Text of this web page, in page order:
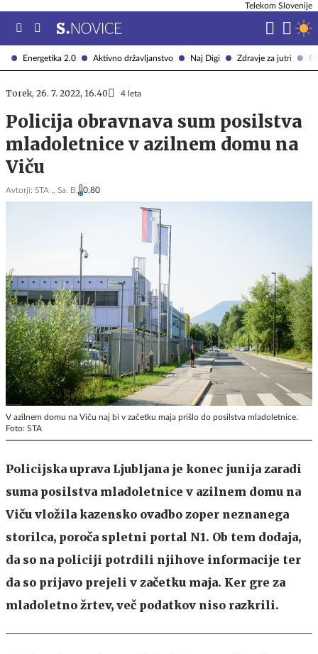
Energetika 2.0 Aktivno državljanstvo Naj Digi Zdravje za jutri
Telekom Slovenije
Torek, 26. 7. 2022, 16.40 4 leta
Policija obravnava sum posilstva
mladoletnice v azilnem domu na
Viču
Avtorji: STA ,, Sa. B. 0,80
V azilnem domu na Viču naj bi v začetku maja prišlo do posilstva mladoletnice.
Foto: STA
Policijska uprava Ljubljana je konec junija zaradi
suma posilstva mladoletnice v azilnem domu na
Viču vložila kazensko ovadbo zoper neznanega
storilca, poroča spletni portal N1. Ob tem dodaja,
da so na policiji potrdili njihove informacije ter
da so prijavo prejeli v začetku maja. Ker gre za
mladoletno žrtev, več podatkov niso razkrili.